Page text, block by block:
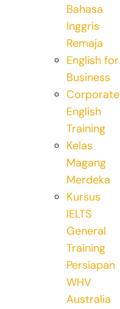
Bahasa
Inggris
Remaja
English for
Business
Corporate
English
Training
Kelas
Magang
Merdeka
Kursus
IELTS
General
Training
Persiapan
WHV
Australia